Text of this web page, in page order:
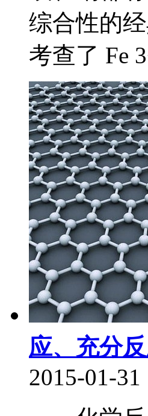
综合性的
考查了 Fe
应、充分
2015-01-31